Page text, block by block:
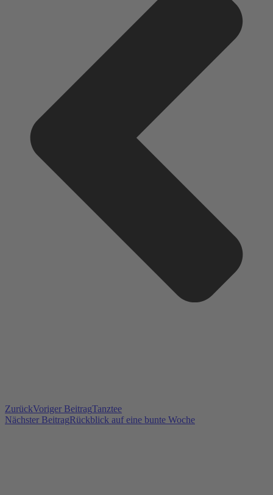
ZurückVoriger BeitragTanztee
Nächster BeitragRückblick auf eine bunte Woche